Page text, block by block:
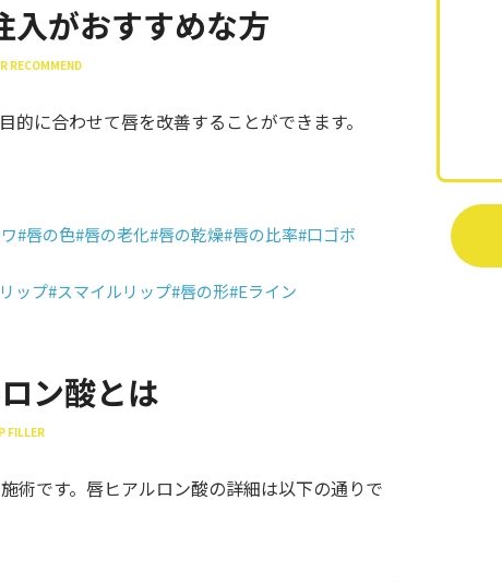
入がおすすめな方
RECOMMEND
に合わせて唇を改善することができます。
#唇の色#唇の老化#唇の乾燥#唇の比率#口ゴボ
ップ#スマイルリップ#唇の形#Eライン
ン酸とは
FILLER
術です。唇ヒアルロン酸の詳細は以下の通りで